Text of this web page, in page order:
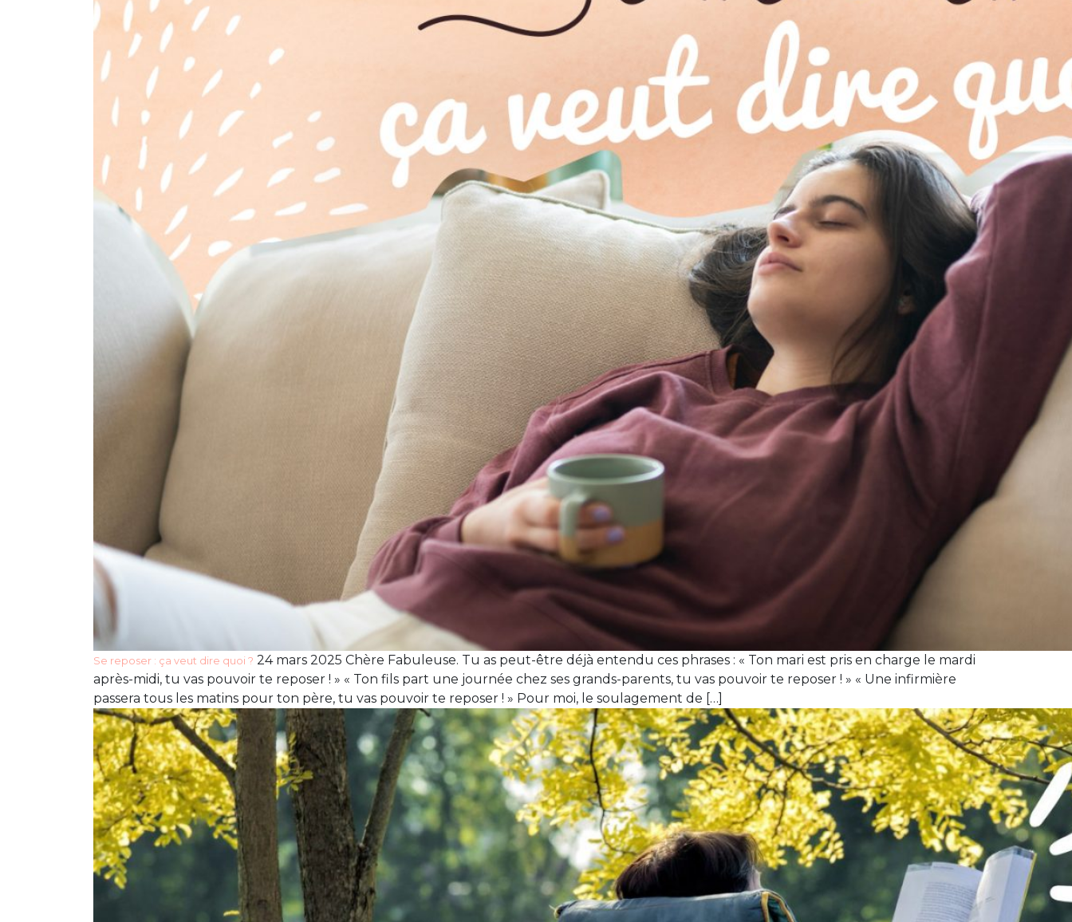
Se reposer : ça veut dire quoi ? 24 mars 2025 Chère Fabuleuse. Tu as peut-être déjà entendu ces phrases : « Ton mari est pris en charge le mardi
après-midi, tu vas pouvoir te reposer ! » « Ton fils part une journée chez ses grands-parents, tu vas pouvoir te reposer ! » « Une infirmière
passera tous les matins pour ton père, tu vas pouvoir te reposer ! » Pour moi, le soulagement de […]